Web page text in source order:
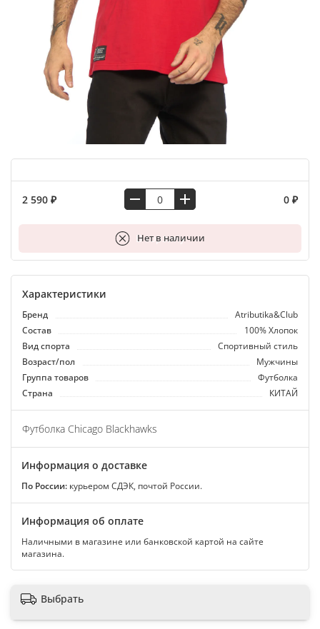
2 590 ₽ 0 ₽
Нет в наличии
В корзину
Характеристики
Бренд
Atributika&Club
Состав
100% Хлопок
Вид спорта
Спортивный стиль
Возраст/пол
Мужчины
Группа товаров
Футболка
Страна
КИТАЙ
Футболка Chicago Blackhawks
Информация о доставке
По России: курьером СДЭК, почтой России.
Информация об оплате
Наличными в магазине или банковской картой на сайте
магазина.
Выбрать